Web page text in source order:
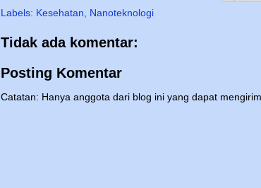
Labels: Kesehatan, Nanoteknologi
Tidak ada komentar:
Posting Komentar
Catatan: Hanya anggota dari blog ini yang dapat